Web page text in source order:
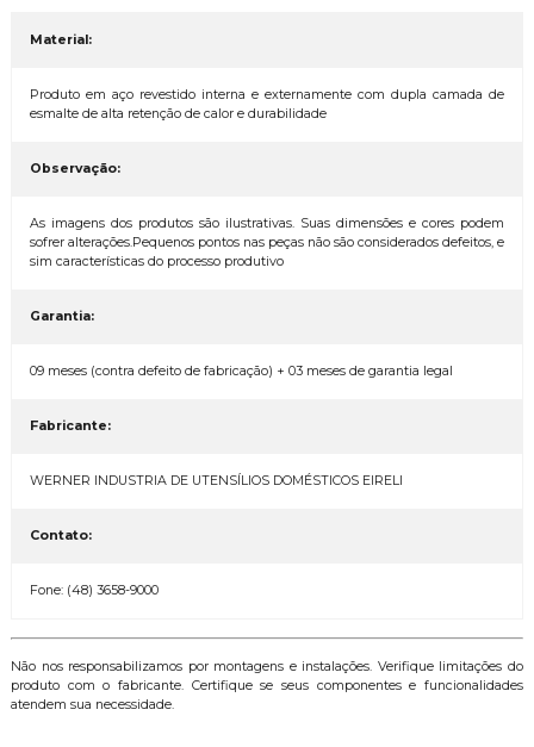
Material:
Produto em aço revestido interna e externamente com dupla camada de
esmalte de alta retenção de calor e durabilidade
Observação:
As imagens dos produtos são ilustrativas. Suas dimensões e cores podem
sofrer alterações.Pequenos pontos nas peças não são considerados defeitos, e
sim características do processo produtivo
Garantia:
09 meses (contra defeito de fabricação) + 03 meses de garantia legal
Fabricante:
WERNER INDUSTRIA DE UTENSÍLIOS DOMÉSTICOS EIRELI
Contato:
Fone: (48) 3658-9000
Não nos responsabilizamos por montagens e instalações. Verifique limitações do
produto com o fabricante. Certifique se seus componentes e funcionalidades
atendem sua necessidade.